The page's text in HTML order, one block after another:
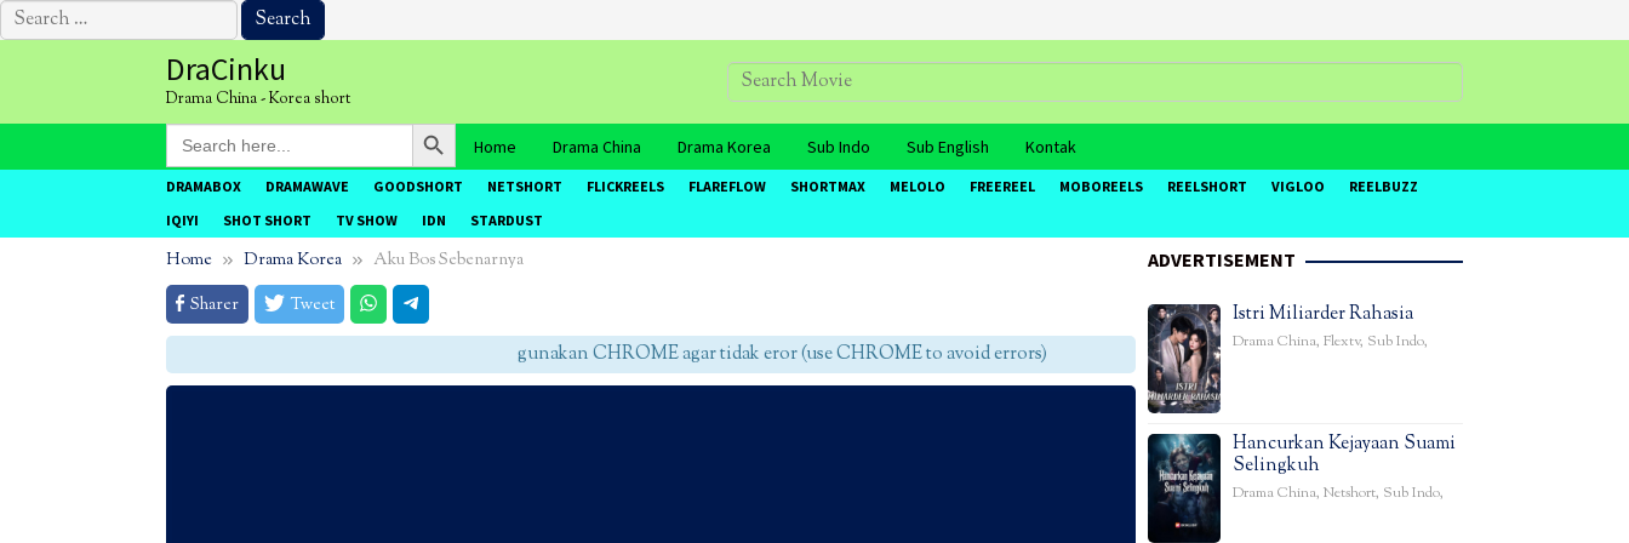
Search
for:
DraCinku
Drama China - Korea short
Search
for:
Search Button
Home Drama China Drama Korea Sub Indo Sub English Kontak
DRAMABOX DRAMAWAVE GOODSHORT NETSHORT FLICKREELS FLAREFLOW SHORTMAX MELOLO FREEREEL MOBOREELS REELSHORT VIGLOO
REELBUZZ
IQIYI
SHOT SHORT TV SHOW IDN STARDUST
Home Drama Korea
Aku Bos Sebenarnya
Sharer
Tweet
gunakan CHROME agar tidak eror (use CHROME to avoid errors)
ADVERTISEMENT
Istri Miliarder Rahasia
Drama China, Flextv, Sub Indo,
Hancurkan Kejayaan Suami
Selingkuh
Drama China, Netshort, Sub Indo,